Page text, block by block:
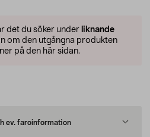
det du söker under liknande
om den utgångna produkten
på den här sidan.
ev. faroinformation